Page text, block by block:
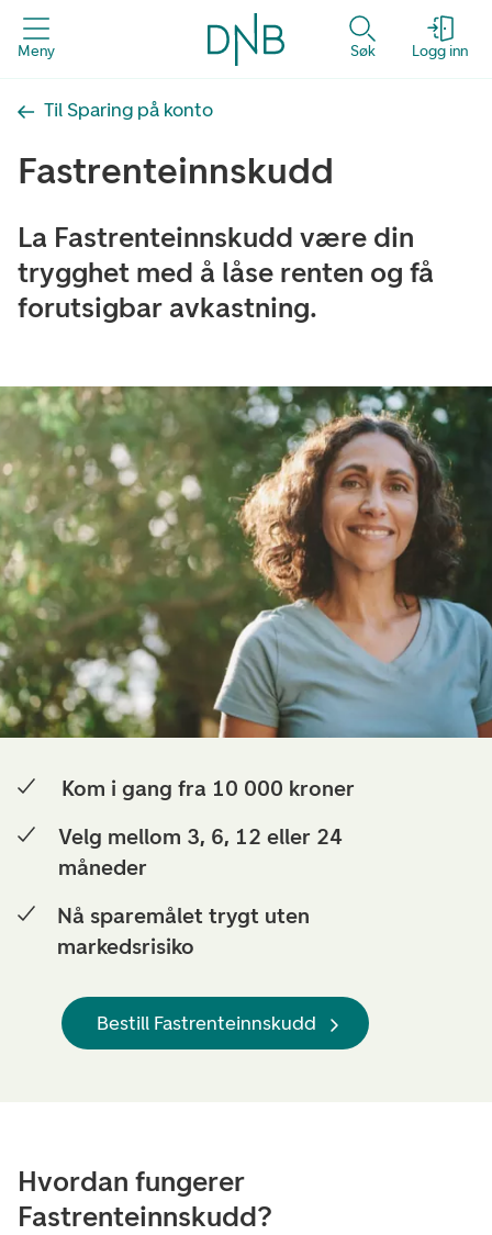
Meny Søk Logg inn
Til Sparing på konto
Fastrenteinnskudd
La Fastrenteinnskudd være din
trygghet med å låse renten og få
forutsigbar avkastning.
Kom i gang fra 10 000 kroner
Velg mellom 3, 6, 12 eller 24
måneder
Nå sparemålet trygt uten
markedsrisiko
Bestill Fastrenteinnskudd
Hvordan fungerer
Fastrenteinnskudd?